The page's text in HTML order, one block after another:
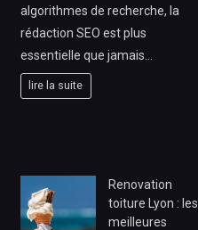
algorithmes de recherche, la
rédaction SEO est plus
essentielle que jamais…
lire la suite
Renovation
toiture Lyon : les
meilleures